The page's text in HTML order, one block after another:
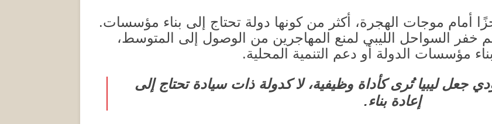
أمام موجات الهجرة، أكثر من كونها دولة تحتاج إلى بناء مؤسسات.
خفر السواحل الليبي لمنع المهاجرين من الوصول إلى المتوسط،
مؤسسات الدولة أو دعم التنمية المحلية.
جعل ليبيا تُرى كأداة وظيفية، لا كدولة ذات سيادة تحتاج إلى
إعادة بناء.